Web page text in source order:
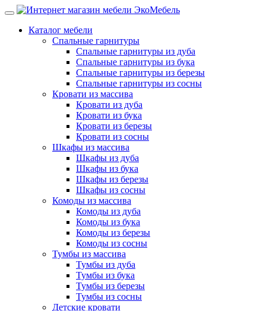
Каталог мебели
Спальные гарнитуры
Спальные гарнитуры из дуба
Спальные гарнитуры из бука
Спальные гарнитуры из березы
Спальные гарнитуры из сосны
Кровати из массива
Кровати из дуба
Кровати из бука
Кровати из березы
Кровати из сосны
Шкафы из массива
Шкафы из дуба
Шкафы из бука
Шкафы из березы
Шкафы из сосны
Комоды из массива
Комоды из дуба
Комоды из бука
Комоды из березы
Комоды из сосны
Тумбы из массива
Тумбы из дуба
Тумбы из бука
Тумбы из березы
Тумбы из сосны
Детские кровати